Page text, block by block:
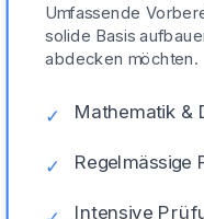
Umfassende
solide Basis
abdecken möchten.
✓ Mathematik &
✓
Intensive